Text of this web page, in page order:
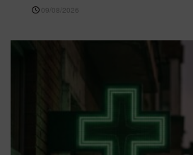
09/08/2026